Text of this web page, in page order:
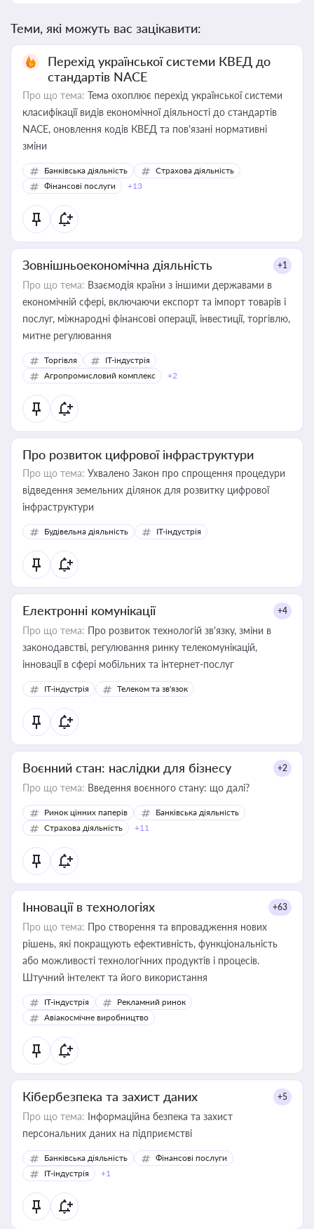
Теми, які можуть вас зацікавити:
Перехід української системи КВЕД до
стандартів NACE
Про що тема: Тема охоплює перехід української системи
класифікації видів економічної діяльності до стандартів
NACE, оновлення кодів КВЕД та пов'язані нормативні
зміни
Банківська діяльність
Страхова діяльність
Фінансові послуги
+13
Зовнішньоекономічна діяльність +1
Про що тема: Взаємодія країни з іншими державами в
економічній сфері, включаючи експорт та імпорт товарів і
послуг, міжнародні фінансові операції, інвестиції, торгівлю,
митне регулювання
Торгівля
IT-індустрія
Агропромисловий комплекс
+2
Про розвиток цифрової інфраструктури
Про що тема: Ухвалено Закон про спрощення процедури
відведення земельних ділянок для розвитку цифрової
інфраструктури
Будівельна діяльність IT-індустрія
Електронні комунікації +4
Про що тема: Про розвиток технологій зв'язку, зміни в
законодавстві, регулювання ринку телекомунікацій,
інновації в сфері мобільних та інтернет-послуг
IT-індустрія Телеком та зв'язок
Воєнний стан: наслідки для бізнесу +2
Про що тема: Введення воєнного стану: що далі?
Ринок цінних паперів
Банківська діяльність
Страхова діяльність
+11
Інновації в технологіях +63
Про що тема: Про створення та впровадження нових
рішень, які покращують ефективність, функціональність
або можливості технологічних продуктів і процесів.
Штучний інтелект та його використання
IT-індустрія
Рекламний ринок
Авіакосмічне виробництво
Кібербезпека та захист даних +5
Про що тема: Інформаційна безпека та захист
персональних даних на підприємстві
Банківська діяльність
Фінансові послуги
IT-індустрія
+1